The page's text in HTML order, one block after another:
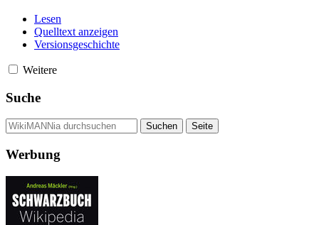
Lesen
Quelltext anzeigen
Versionsgeschichte
Weitere
Suche
Werbung